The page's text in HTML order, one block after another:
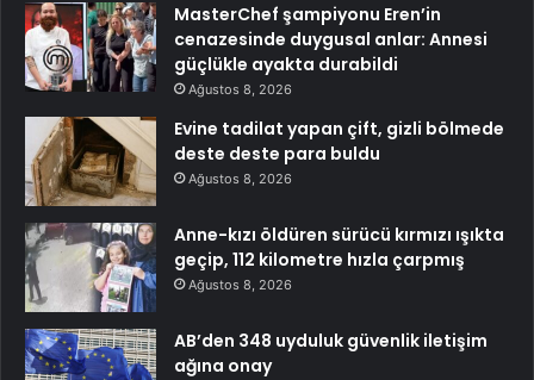
MasterChef şampiyonu Eren’in
cenazesinde duygusal anlar: Annesi
güçlükle ayakta durabildi
Ağustos 8, 2026
Evine tadilat yapan çift, gizli bölmede
deste deste para buldu
Ağustos 8, 2026
Anne-kızı öldüren sürücü kırmızı ışıkta
geçip, 112 kilometre hızla çarpmış
Ağustos 8, 2026
AB’den 348 uyduluk güvenlik iletişim
ağına onay